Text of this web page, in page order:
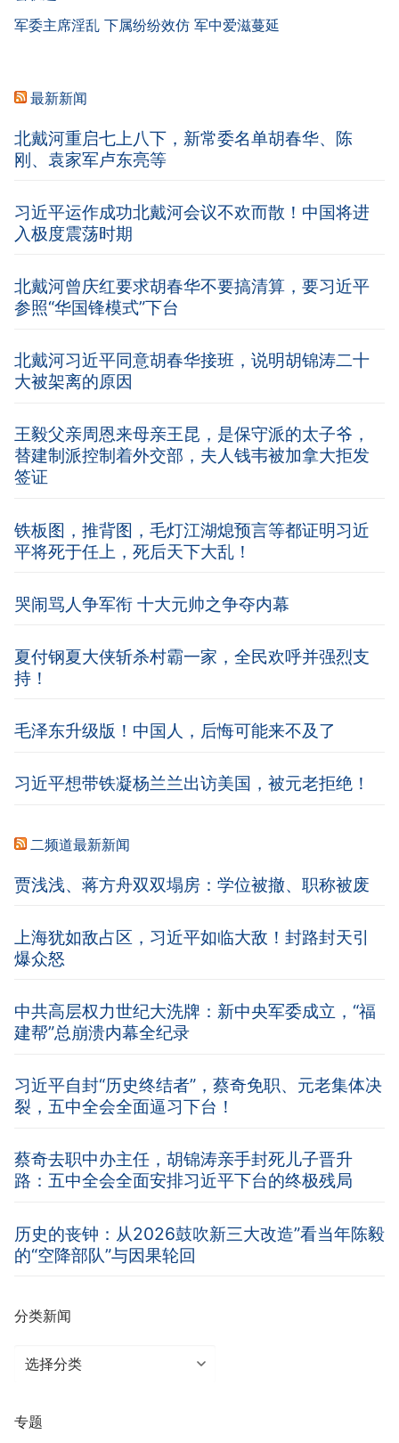
军委主席淫乱 下属纷纷效仿 军中爱滋蔓延
最新新闻
北戴河重启七上八下，新常委名单胡春华、陈
刚、袁家军卢东亮等
习近平运作成功北戴河会议不欢而散！中国将进
入极度震荡时期
北戴河曾庆红要求胡春华不要搞清算，要习近平
参照“华国锋模式”下台
北戴河习近平同意胡春华接班，说明胡锦涛二十
大被架离的原因
王毅父亲周恩来母亲王昆，是保守派的太子爷，
替建制派控制着外交部，夫人钱韦被加拿大拒发
签证
铁板图，推背图，毛灯江湖熄预言等都证明习近
平将死于任上，死后天下大乱！
哭闹骂人争军衔 十大元帅之争夺内幕
夏付钢夏大侠斩杀村霸一家，全民欢呼并强烈支
持！
毛泽东升级版！中国人，后悔可能来不及了
习近平想带铁凝杨兰兰出访美国，被元老拒绝！
二频道最新新闻
贾浅浅、蒋方舟双双塌房：学位被撤、职称被废
上海犹如敌占区，习近平如临大敌！封路封天引
爆众怒
中共高层权力世纪大洗牌：新中央军委成立，“福
建帮”总崩溃内幕全纪录
习近平自封“历史终结者”，蔡奇免职、元老集体决
裂，五中全会全面逼习下台！
蔡奇去职中办主任，胡锦涛亲手封死儿子晋升
路：五中全会全面安排习近平下台的终极残局
历史的丧钟：从2026鼓吹新三大改造”看当年陈毅
的“空降部队”与因果轮回
分类新闻
分
闻
专题